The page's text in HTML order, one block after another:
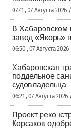
07:41 , 07 Августа 2026
В Хабаровском
завод «Якорь»
06:50 , 07 Августа
Хабаровская
поддельное
судовладельца
06:21 , 07 Августа
Проект
Корсаков